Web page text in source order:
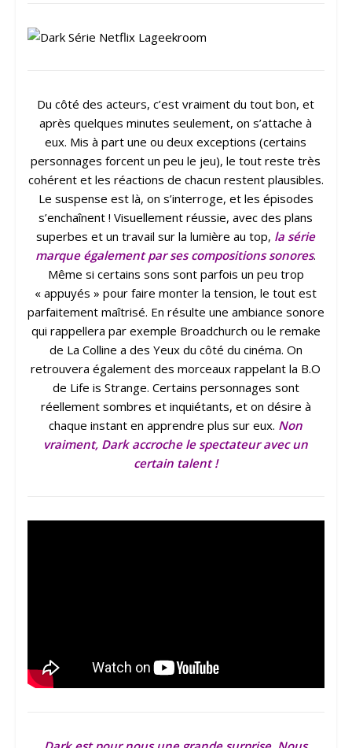
Du côté des acteurs, c’est vraiment du tout bon, et
après quelques minutes seulement, on s’attache à
eux. Mis à part une ou deux exceptions (certains
personnages forcent un peu le jeu), le tout reste très
cohérent et les réactions de chacun restent plausibles.
Le suspense est là, on s’interroge, et les épisodes
s’enchaînent ! Visuellement réussie, avec des plans
superbes et un travail sur la lumière au top, la série
marque également par ses compositions sonores.
Même si certains sons sont parfois un peu trop
« appuyés » pour faire monter la tension, le tout est
parfaitement maîtrisé. En résulte une ambiance sonore
qui rappellera par exemple Broadchurch ou le remake
de La Colline a des Yeux du côté du cinéma. On
retrouvera également des morceaux rappelant la B.O
de Life is Strange. Certains personnages sont
réellement sombres et inquiétants, et on désire à
chaque instant en apprendre plus sur eux. Non
vraiment, Dark accroche le spectateur avec un
certain talent !